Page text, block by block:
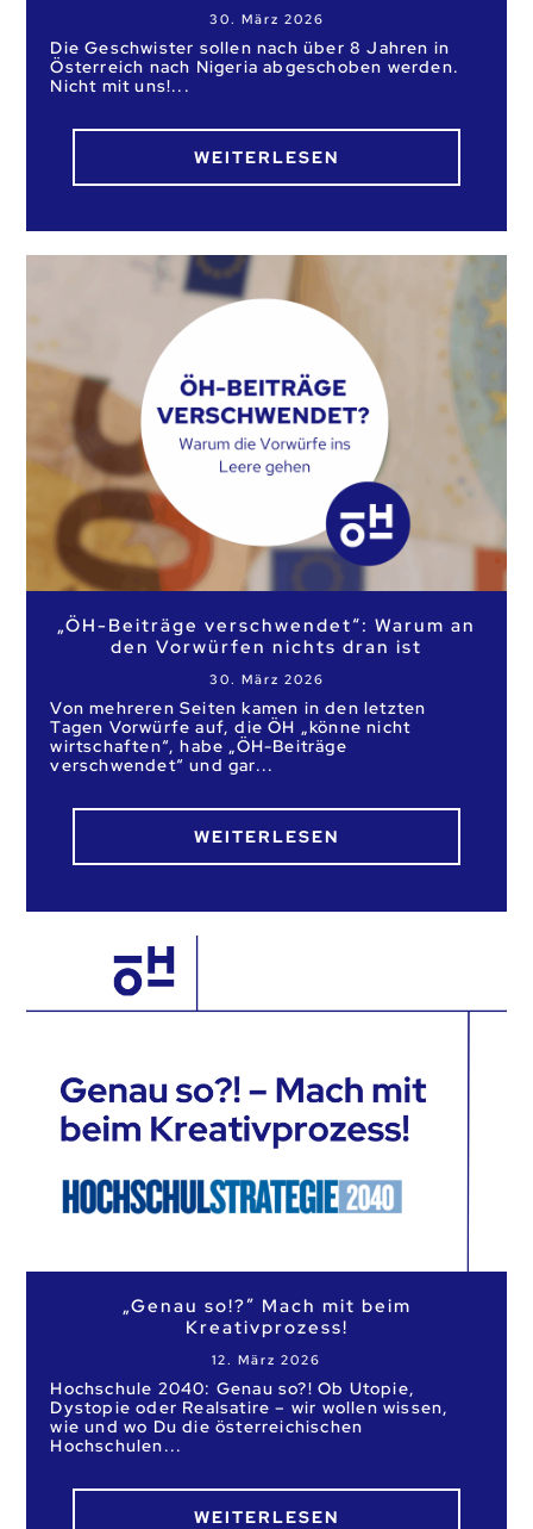
30. März 2026
Die Geschwister sollen nach über 8 Jahren in
Österreich nach Nigeria abgeschoben werden.
Nicht mit uns!
WEITERLESEN
„ÖH-Beiträge verschwendet“: Warum an
den Vorwürfen nichts dran ist
30. März 2026
Von mehreren Seiten kamen in den letzten
Tagen Vorwürfe auf, die ÖH „könne nicht
wirtschaften“, habe „ÖH-Beiträge
verschwendet“ und gar
WEITERLESEN
„Genau so!?” Mach mit beim
Kreativprozess!
12. März 2026
Hochschule 2040: Genau so?! Ob Utopie,
Dystopie oder Realsatire – wir wollen wissen,
wie und wo Du die österreichischen
Hochschulen
WEITERLESEN